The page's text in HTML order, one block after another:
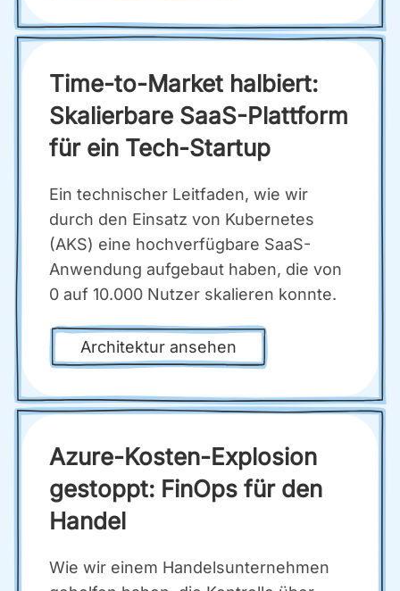
Time-to-Mar­ket hal­biert:
Ska­lier­ba­re SaaS-Platt­form
für ein Tech-Start­up
Ein tech­ni­scher Leit­fa­den, wie wir
durch den Ein­satz von Kuber­netes
(AKS) eine hoch­ver­füg­ba­re SaaS-
Anwen­dung auf­ge­baut haben, die von
0 auf 10.000 Nut­zer ska­lie­ren konn­te.
Archi­tek­tur anse­hen
Azu­re-Kos­ten-Explo­si­on
gestoppt: Fin­Ops für den
Han­del
Wie wir einem Han­dels­un­ter­neh­men